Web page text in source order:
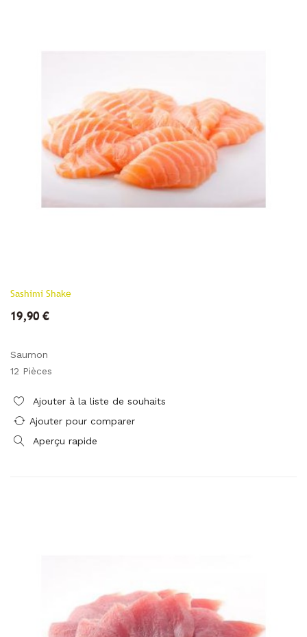
Sashimi Shake
19,90 €
Saumon
12 Pièces
Ajouter à la liste de souhaits
Ajouter pour comparer
Aperçu rapide